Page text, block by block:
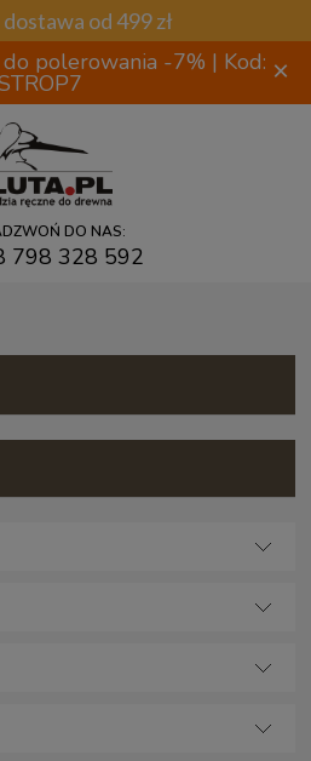
od 499 zł
polerowania -7% | Kod: ×
DO NAS:
798 328 592